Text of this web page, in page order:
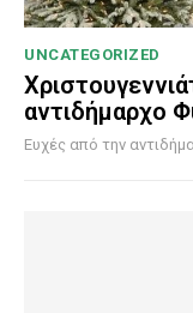
UNCATEGORIZED
αντιδήμαρχο